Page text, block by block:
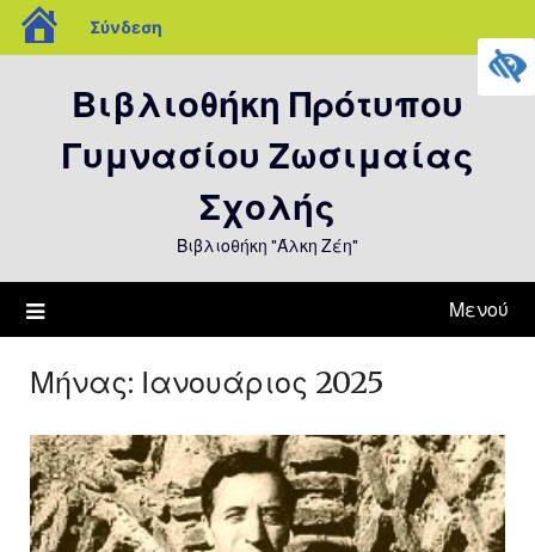
blogs.sch.gr
Σύνδεση
περιεχόμενο
Βιβλιοθήκη Πρότυπου
Γυμνασίου Ζωσιμαίας
Σχολής
Βιβλιοθήκη "Άλκη Ζέη"
Μενού
Μήνας: Ιανουάριος 2025